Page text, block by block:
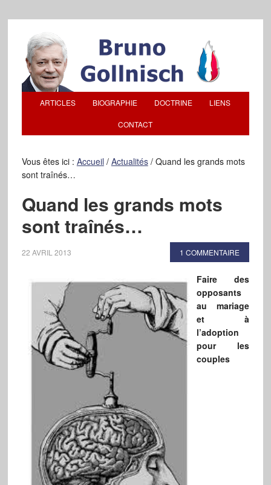
ARTICLES BIOGRAPHIE DOCTRINE LIENS
CONTACT
Vous êtes ici : Accueil / Actualités /Quand les grands mots
sont traînés…
Quand les grands mots
sont traînés…
22 AVRIL 2013 1 COMMENTAIRE
Faire des
opposants
au mariage
et à
l’adoption
pour les
couples